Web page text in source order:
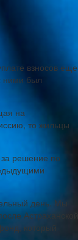
взносов еще
ними был
на
то жильцы
решение по
день. Мы
Астраханской
который